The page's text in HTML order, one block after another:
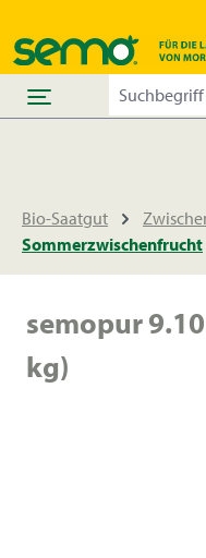
Bio-Saatgut
Sommerzwischenfrucht
semopur
kg)